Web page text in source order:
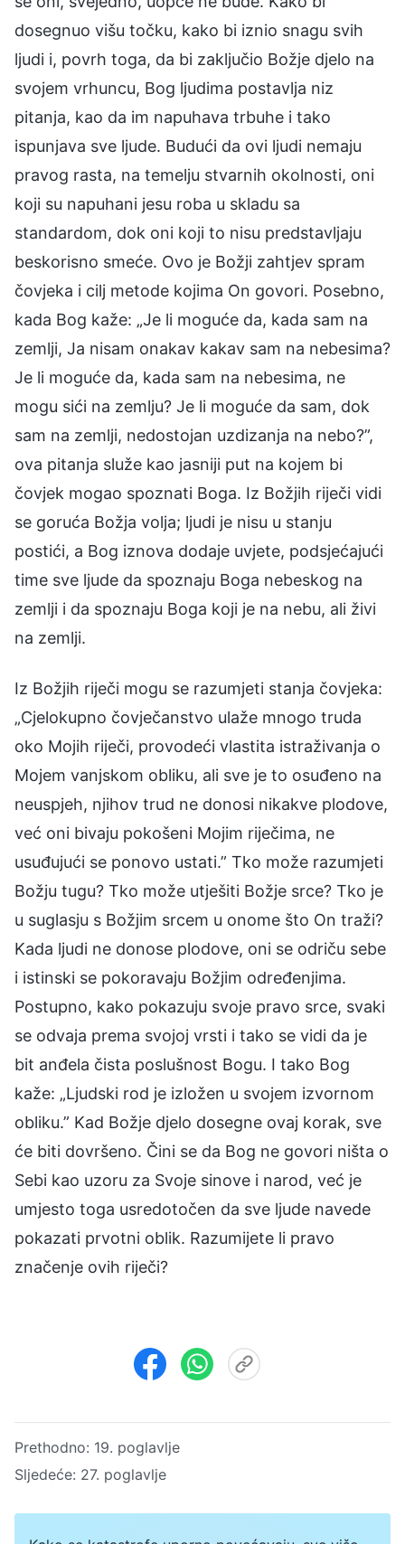
dosegnuo višu točku, kako bi iznio snagu svih
ljudi i, povrh toga, da bi zaključio Božje djelo na
svojem vrhuncu, Bog ljudima postavlja niz
pitanja, kao da im napuhava trbuhe i tako
ispunjava sve ljude. Budući da ovi ljudi nemaju
pravog rasta, na temelju stvarnih okolnosti, oni
koji su napuhani jesu roba u skladu sa
standardom, dok oni koji to nisu predstavljaju
beskorisno smeće. Ovo je Božji zahtjev spram
čovjeka i cilj metode kojima On govori. Posebno,
kada Bog kaže: „Je li moguće da, kada sam na
zemlji, Ja nisam onakav kakav sam na nebesima?
Je li moguće da, kada sam na nebesima, ne
mogu sići na zemlju? Je li moguće da sam, dok
sam na zemlji, nedostojan uzdizanja na nebo?”,
ova pitanja služe kao jasniji put na kojem bi
čovjek mogao spoznati Boga. Iz Božjih riječi vidi
se goruća Božja volja; ljudi je nisu u stanju
postići, a Bog iznova dodaje uvjete, podsjećajući
time sve ljude da spoznaju Boga nebeskog na
zemlji i da spoznaju Boga koji je na nebu, ali živi
na zemlji.
Iz Božjih riječi mogu se razumjeti stanja čovjeka:
„Cjelokupno čovječanstvo ulaže mnogo truda
oko Mojih riječi, provodeći vlastita istraživanja o
Mojem vanjskom obliku, ali sve je to osuđeno na
neuspjeh, njihov trud ne donosi nikakve plodove,
već oni bivaju pokošeni Mojim riječima, ne
usuđujući se ponovo ustati.” Tko može razumjeti
Božju tugu? Tko može utješiti Božje srce? Tko je
u suglasju s Božjim srcem u onome što On traži?
Kada ljudi ne donose plodove, oni se odriču sebe
i istinski se pokoravaju Božjim određenjima.
Postupno, kako pokazuju svoje pravo srce, svaki
se odvaja prema svojoj vrsti i tako se vidi da je
bit anđela čista poslušnost Bogu. I tako Bog
kaže: „Ljudski rod je izložen u svojem izvornom
obliku.” Kad Božje djelo dosegne ovaj korak, sve
će biti dovršeno. Čini se da Bog ne govori ništa o
Sebi kao uzoru za Svoje sinove i narod, već je
umjesto toga usredotočen da sve ljude navede
pokazati prvotni oblik. Razumijete li pravo
značenje ovih riječi?
Prethodno: 19. poglavlje
Sljedeće: 27. poglavlje